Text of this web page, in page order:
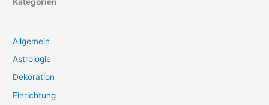
Kategorien
Allgemein
Astrologie
Dekoration
Einrichtung